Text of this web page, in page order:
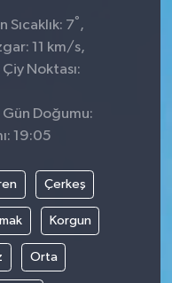
7° ,
11 km/s,
Noktası:
Doğumu:
19:05
Çerkeş
Korgun
Orta